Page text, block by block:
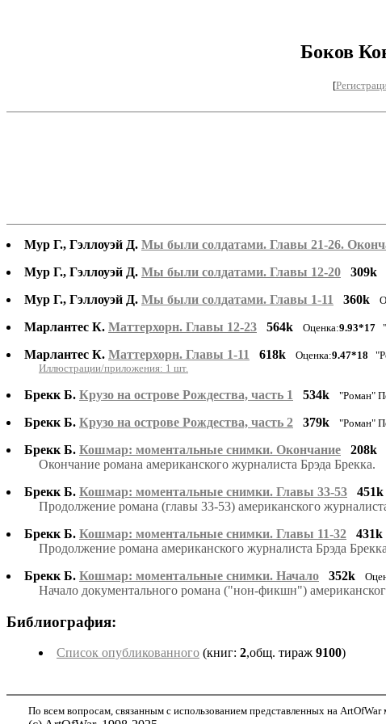
Боков
[
Мур Г., Гэллоуэй Д. Мы были солдатами. Главы 21-26.
Мур Г., Гэллоуэй Д. Мы были солдатами. Главы 12-20 309k
Мур Г., Гэллоуэй Д. Мы были солдатами. Главы 1-11 360k
Марлантес К. Маттерхорн. Главы 12-23 564k Оценка:9.93*17
Марлантес К. Маттерхорн. Главы 1-11 618k Оценка:9.47*18
Иллюстрации/приложения: 1 шт.
Брекк Б. Крузо на острове Рождества, часть 1 534k "Роман"
Брекк Б. Крузо на острове Рождества, часть 2 379k "Роман"
Брекк Б. Кошмар: моментальные снимки. Окончание 208k
Окончание романа американского журналиста Брэда Брекка.
Брекк Б. Кошмар: моментальные снимки. Главы 33-53 451k
Продолжение романа (главы 33-53) американского
Брекк Б. Кошмар: моментальные снимки. Главы 11-32 431k
Продолжение романа американского журналиста Брэда
Брекк Б. Кошмар: моментальные снимки. Начало 352k
Начало документального романа ("нон-фикшн")
Библиография:
Список опубликованного (книг: 2,общ. тираж 9100)
По всем вопросам, связанным с использованием представленных на